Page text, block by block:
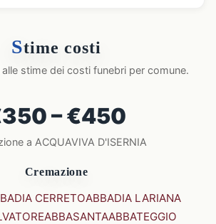
Stime costi
stime dei costi funebri per comune.
– €450
a ACQUAVIVA D'ISERNIA
Cremazione
CERRETOABBADIA LARIANA
ABBASANTAABBATEGGIO